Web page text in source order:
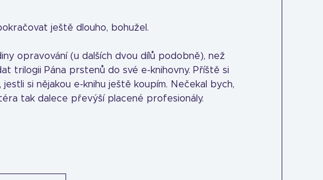
ještě dlouho, bohužel.
opravování (u dalších dvou dílů podobně), než
trilogii Pána prstenů do své e-knihovny. Příště si
jestli si nějakou e-knihu ještě koupím. Nečekal bych,
tak dalece převýší placené profesionály.